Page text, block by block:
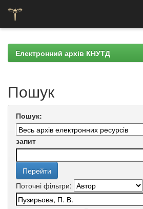
navigationЕлектронний архів КНУТД
Пошук
Пошук:
запит
Поточні фільтри: